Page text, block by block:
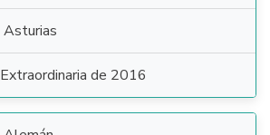
Asturias
Extraordinaria de 2016